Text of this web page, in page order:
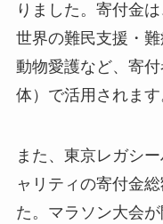
りました。寄付金
世界の難⺠支援・
動物愛護など、寄
体）で活用されます
また、東京レガシ
ャリティの寄付金
た。マラソン大会